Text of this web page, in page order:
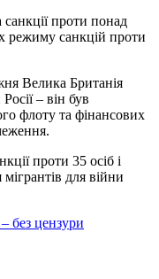
проти понад
режиму санкцій проти
Велика Британія
– він був
флоту та фінансових
проти 35 осіб і
для війни
без цензури